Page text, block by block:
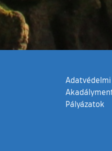
Adatvédelmi
Pályázatok